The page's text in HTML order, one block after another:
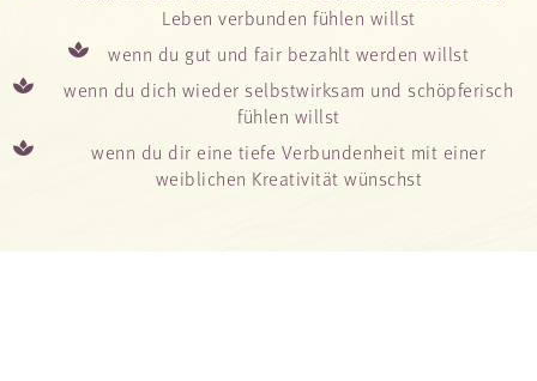
Leben verbunden fühlen willst
wenn du gut und fair bezahlt werden willst
wenn du dich wieder selbstwirksam und schöpferisch
fühlen willst
wenn du dir eine tiefe Verbundenheit mit einer
weiblichen Kreativität wünschst